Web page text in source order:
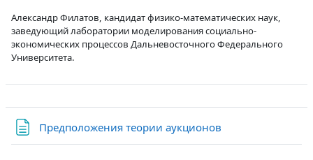
Александр Филатов, кандидат физико-математических наук,
заведующий лаборатории моделирования социально-
экономических процессов Дальневосточного Федерального
Университета.
Предположения теории аукционов